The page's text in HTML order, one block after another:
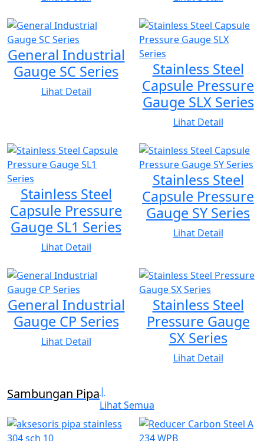
Merek:
1. SUMITOMO
2. JFE
3. NIPPON STEEL
Material dan Standar
1. ASTM A106 Grade B — Seamless Pipe for High-
Temperature Service
2. ASTM A53 Grade B — Seamless & Welded Steel Pipe
3. API 5L Grade B — Seamless & Welded Line Pipe
Ketebalan (Schedule) SCH 10, SCH 20, STD, SCH 40, SCH
80, SCH 160, XS, dan XXS.
3. PIPA STAINLESS STEEL
1. ASTM A312 TP316/L — Seamless & Welded Pipe
2. ASTM A312 TP304/L — Seamless & Welded Pipe
General Industrial
Gauge SC Series
Lihat Detail
Stainless Steel
Capsule Pressure
Gauge SLX Series
Lihat Detail
Stainless Steel
Capsule Pressure
Gauge SL1 Series
Lihat Detail
Stainless Steel
Capsule Pressure
Gauge SY Series
Lihat Detail
General Industrial
Gauge CP Series
Lihat Detail
Stainless Steel
Pressure Gauge
SX Series
Lihat Detail
Sambungan Pipa|
Lihat Semua